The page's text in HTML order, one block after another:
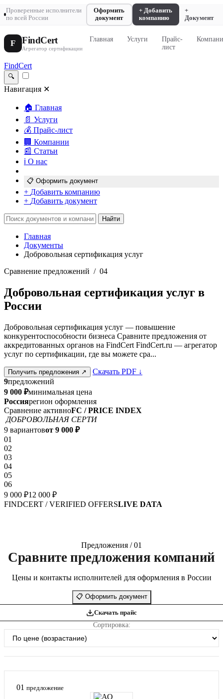
Проверенные исполнители
по всей России
Оформить
документ
+ Добавить
компанию
+
Документ
F FindCert
Агрегатор сертификации
Главная Услуги
Прайс-
лист
FindCert
🔍
Навигация ✕
🏠 Главная
📄 Услуги
💰 Прайс-лист
🏢 Компании
📰 Статьи
ℹ️ О нас
📋 Оформить документ
+ Добавить компанию
+ Добавить документ
Найти
Главная
Документы
Добровольная сертификация услуг
Сравнение предложений / 04
Добровольная сертификация услуг в
России
Добровольная сертификация услуг — повышение
конкурентоспособности бизнеса Сравните предложения от
аккредитованных органов на FindCert FindCert.ru — агрегатор
услуг по сертификации, где вы можете сра...
Получить предложения ↗ Скачать PDF ↓
9предложений
9 000 ₽минимальная цена
Россиярегион оформления
Сравнение активноFC / PRICE INDEX
ДОБРОВОЛЬНАЯ СЕРТИ
9 вариантовот 9 000 ₽
01
02
03
04
05
06
9 000 ₽12 000 ₽
FINDCERT / VERIFIED OFFERSLIVE DATA
Предложения / 01
Сравните предложения компаний
Цены и контакты исполнителей для оформления в России
📋 Оформить документ
Скачать прайс
Сортировка:
01 предложение